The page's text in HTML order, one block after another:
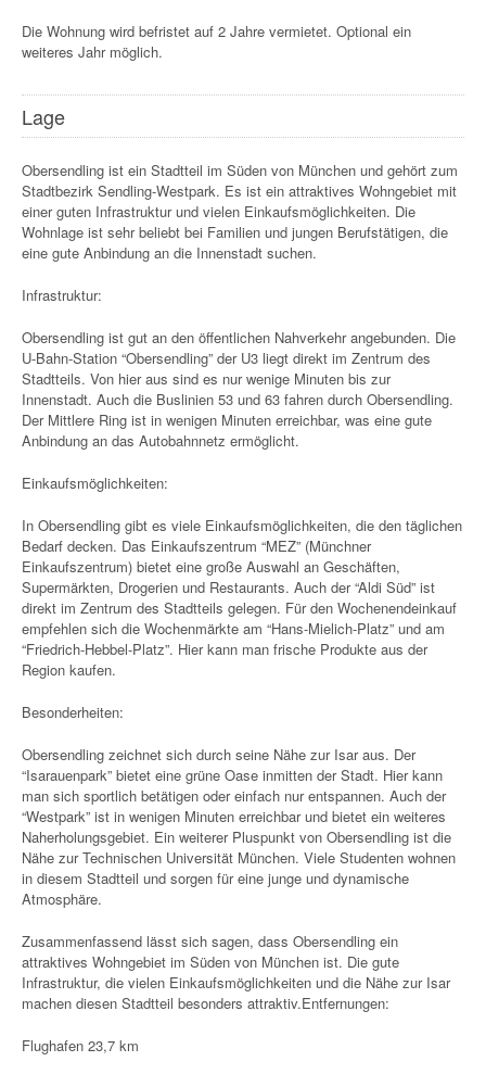
Die Wohnung wird befristet auf 2 Jahre vermietet. Optional ein
weiteres Jahr möglich.
Lage
Obersendling ist ein Stadtteil im Süden von München und gehört zum
Stadtbezirk Sendling-Westpark. Es ist ein attraktives Wohngebiet mit
einer guten Infrastruktur und vielen Einkaufsmöglichkeiten. Die
Wohnlage ist sehr beliebt bei Familien und jungen Berufstätigen, die
eine gute Anbindung an die Innenstadt suchen.
Infrastruktur:
Obersendling ist gut an den öffentlichen Nahverkehr angebunden. Die
U-Bahn-Station “Obersendling” der U3 liegt direkt im Zentrum des
Stadtteils. Von hier aus sind es nur wenige Minuten bis zur
Innenstadt. Auch die Buslinien 53 und 63 fahren durch Obersendling.
Der Mittlere Ring ist in wenigen Minuten erreichbar, was eine gute
Anbindung an das Autobahnnetz ermöglicht.
Einkaufsmöglichkeiten:
In Obersendling gibt es viele Einkaufsmöglichkeiten, die den täglichen
Bedarf decken. Das Einkaufszentrum “MEZ” (Münchner
Einkaufszentrum) bietet eine große Auswahl an Geschäften,
Supermärkten, Drogerien und Restaurants. Auch der “Aldi Süd” ist
direkt im Zentrum des Stadtteils gelegen. Für den Wochenendeinkauf
empfehlen sich die Wochenmärkte am “Hans-Mielich-Platz” und am
“Friedrich-Hebbel-Platz”. Hier kann man frische Produkte aus der
Region kaufen.
Besonderheiten:
Obersendling zeichnet sich durch seine Nähe zur Isar aus. Der
“Isarauenpark” bietet eine grüne Oase inmitten der Stadt. Hier kann
man sich sportlich betätigen oder einfach nur entspannen. Auch der
“Westpark” ist in wenigen Minuten erreichbar und bietet ein weiteres
Naherholungsgebiet. Ein weiterer Pluspunkt von Obersendling ist die
Nähe zur Technischen Universität München. Viele Studenten wohnen
in diesem Stadtteil und sorgen für eine junge und dynamische
Atmosphäre.
Zusammenfassend lässt sich sagen, dass Obersendling ein
attraktives Wohngebiet im Süden von München ist. Die gute
Infrastruktur, die vielen Einkaufsmöglichkeiten und die Nähe zur Isar
machen diesen Stadtteil besonders attraktiv.Entfernungen:
Flughafen 23,7 km